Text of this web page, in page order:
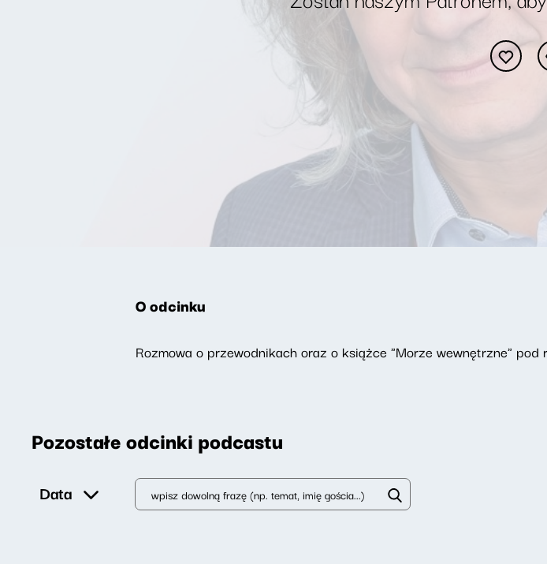
O odcinku
Rozmowa o przewodnikach oraz o książce "Morze wewnętrzne"
Pozostałe odcinki podcastu
Data